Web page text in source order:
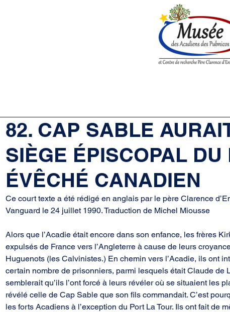
82. CAP SABLE
SIÈGE ÉPISCOPAL DU
ÉVÊCHÉ CANADIEN
Ce court texte a été rédigé en anglais par le père Clarence
Vanguard le 24 juillet 1990. Traduction de Michel Miousse
Alors que l’Acadie était encore dans son enfance, les frères
expulsés de France vers l’Angleterre à cause de leurs
Huguenots (les Calvinistes.) En chemin vers l’Acadie, ils ont
certain nombre de prisonniers, parmi lesquels était Claude de
semblerait qu’ils l’ont forcé à leurs révéler où se situaient les
révélé celle de Cap Sable que son fils commandait. C’est
les forts Acadiens à l’exception du Port La Tour. Ils ont fait de